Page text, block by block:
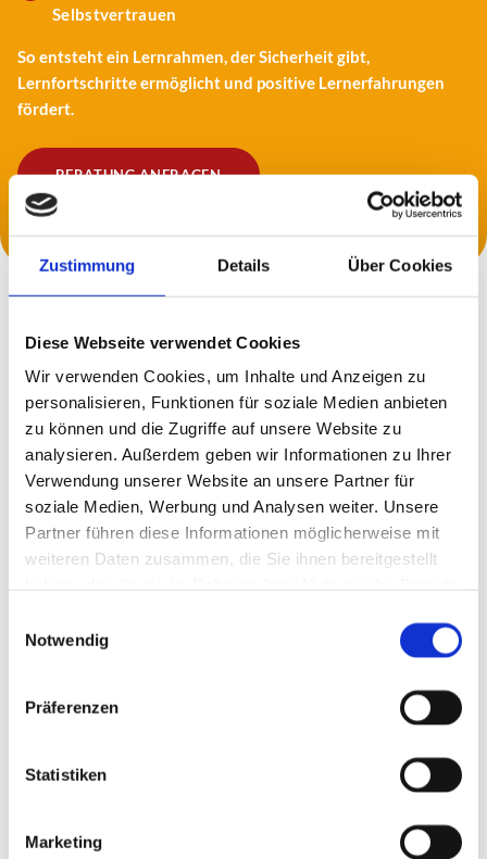
Zustimmung Details Über Cookies
Diese Webseite verwendet Cookies
Wir verwenden Cookies, um Inhalte und Anzeigen zu
personalisieren, Funktionen für soziale Medien anbieten
zu können und die Zugriffe auf unsere Website zu
analysieren. Außerdem geben wir Informationen zu Ihrer
Verwendung unserer Website an unsere Partner für
soziale Medien, Werbung und Analysen weiter. Unsere
Partner führen diese Informationen möglicherweise mit
weiteren Daten zusammen, die Sie ihnen bereitgestellt
Notwendig
Präferenzen
Statistiken
Marketing
Selbstvertrauen
So entsteht ein Lernrahmen, der Sicherheit gibt,
Lernfortschritte ermöglicht und positive Lernerfahrungen
fördert.
BERATUNG ANFRAGEN
Methodik und Lernansatz